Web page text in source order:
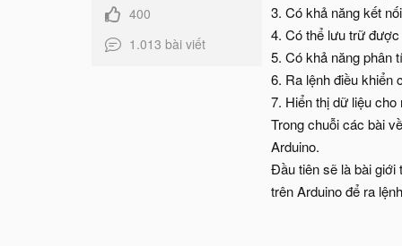
400
1.013 bài viết
3. Có khả năng kết
4. Có thể lưu trữ
5. Có khả năng phân
6. Ra lệnh điều khiển
7. Hiển thị dữ liệu cho
Trong chuỗi các bài
Arduino.
Đầu tiên sẽ là bài giới
trên Arduino để ra